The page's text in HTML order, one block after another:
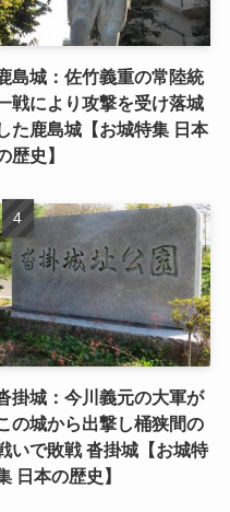
島城：佐竹義重の常陸統
戦により攻撃を受け落城
た鹿島城【お城特集 日本
歴史】
掛城：今川義元の大軍が
の城から出撃し桶狭間の
いで敗戦 沓掛城【お城特
日本の歴史】